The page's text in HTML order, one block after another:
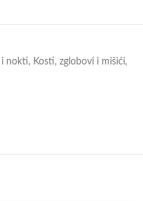
i nokti, Kosti, zglobovi i mišići,